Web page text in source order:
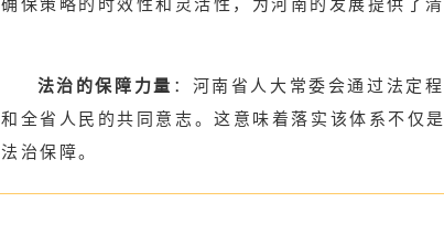
法治的保障力量 ：河南省人大常委会通过法定
和全省人民的共同意志。这意味着落实该体系不仅
法治保障。